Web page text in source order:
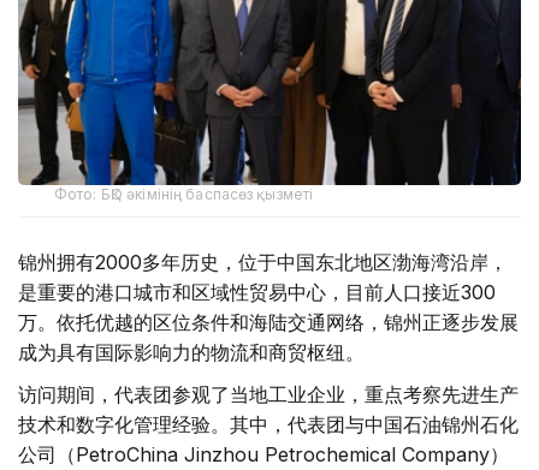
Фото: БҚО әкімінің баспасөз қызметі
锦州拥有2000多年历史，位于中国东北地区渤海湾沿岸，
是重要的港口城市和区域性贸易中心，目前人口接近300
万。依托优越的区位条件和海陆交通网络，锦州正逐步发展
成为具有国际影响力的物流和商贸枢纽。
访问期间，代表团参观了当地工业企业，重点考察先进生产
技术和数字化管理经验。其中，代表团与中国石油锦州石化
公司（PetroChina Jinzhou Petrochemical Company）